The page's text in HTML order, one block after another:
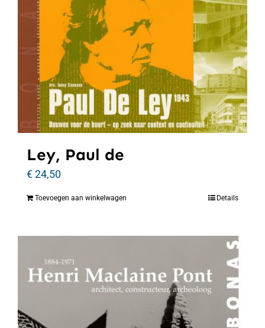
Ley, Paul de
€24,50
Toevoegen aan winkelwagen Details